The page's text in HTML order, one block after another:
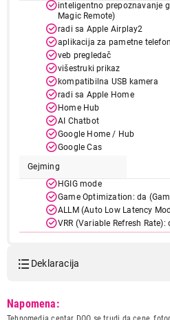
inteligentno prepoznavanje
Magic Remote)
radi sa Apple Airplay2
aplikacija za pametne
veb pregledač
višestruki prikaz
kompatibilna USB kamera
radi sa Apple Home
Home Hub
AI Chatbot
Google Home / Hub
Google Cas
Gejming
HGIG mode
Game Optimization: da
ALLM (Auto Low Latency
VRR (Variable Refresh
Skaliranje u sivim tonovima
Energetska klasa
Deklaracija
Naziv i vrsta robe:
Napomena: